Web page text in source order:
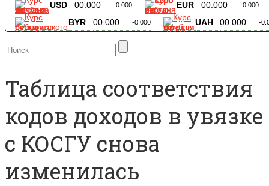
USD 00.000 -0.000 EUR 00.000 -0.000
BYR 00.000 -0.000 UAH 00.000 -
Таблица соответствия
кодов доходов в увязке
с КОСГУ снова
изменилась